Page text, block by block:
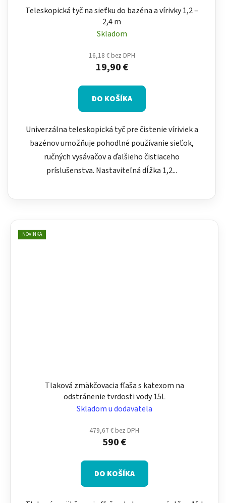
Teleskopická tyč na sieťku do bazéna a vírivky 1,2 –
2,4 m
Skladom
16,18 € bez DPH
19,90 €
DO KOŠÍKA
Univerzálna teleskopická tyč pre čistenie víriviek a
bazénov umožňuje pohodlné používanie sieťok,
ručných vysávačov a ďalšieho čistiaceho
príslušenstva. Nastaviteľná dĺžka 1,2...
NOVINKA
Tlaková zmäkčovacia fľaša s katexom na
odstránenie tvrdosti vody 15L
Skladom u dodavatela
479,67 € bez DPH
590 €
DO KOŠÍKA